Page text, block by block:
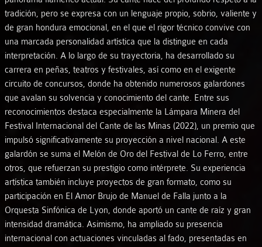
tradición, pero se expresa con un lenguaje propio, sobrio, valiente y
de gran hondura emocional, en el que el rigor técnico convive con
una marcada personalidad artística que la distingue en cada
interpretación. A lo largo de su trayectoria, ha desarrollado su
carrera en peñas, teatros y festivales, así como en el exigente
circuito de concursos, donde ha obtenido numerosos galardones
que avalan su solvencia y conocimiento del cante. Entre sus
reconocimientos destaca especialmente la Lámpara Minera del
Festival Internacional del Cante de las Minas (2022), un premio que
impulsó significativamente su proyección a nivel nacional. A este
galardón se suma el Melón de Oro del Festival de Lo Ferro, entre
otros, que refuerzan su prestigio como intérprete. Su experiencia
artística también incluye proyectos de gran formato, como su
participación en El Amor Brujo de Manuel de Falla junto a la
Orquesta Sinfónica de Lyon, donde aportó un cante de raíz y gran
intensidad dramática. Asimismo, ha ampliado su presencia
internacional con actuaciones vinculadas al fado, presentadas en